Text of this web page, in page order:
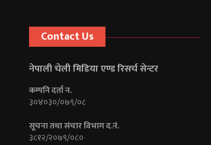
Contact Us
नेपाली चेली मिडिया एण्ड रिसर्च सेन्टर
कम्पनि दर्ता न.
३०४०३०/०७९/०८
सूचना तथा संचार विभाग द.नं.
३८१२/२०७९/०८०